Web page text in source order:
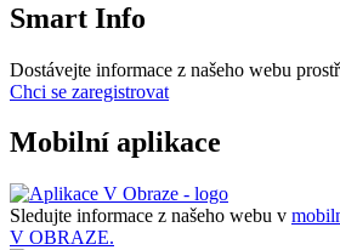
Smart Info
Dostávejte informace z našeho webu
Chci se zaregistrovat
Mobilní aplikace
Sledujte informace z našeho webu v
V OBRAZE.